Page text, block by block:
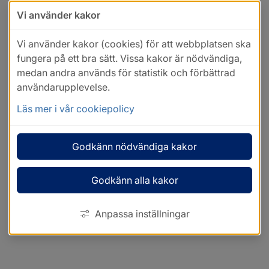
Vi använder kakor
Vi använder kakor (cookies) för att webbplatsen ska
fungera på ett bra sätt. Vissa kakor är nödvändiga,
medan andra används för statistik och förbättrad
användarupplevelse.
Läs mer i vår cookiepolicy
Godkänn nödvändiga kakor
Godkänn alla kakor
Anpassa inställningar